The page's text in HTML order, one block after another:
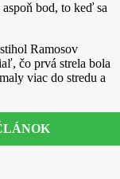
bod, to keď sa
Ramosov
čo prvá strela bola
viac do stredu a